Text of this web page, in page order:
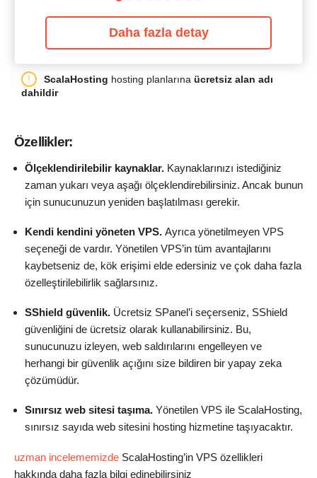
Daha fazla detay
ScalaHosting hosting planlarına ücretsiz alan adı
dahildir
Özellikler:
Ölçeklendirilebilir kaynaklar. Kaynaklarınızı istediğiniz
zaman yukarı veya aşağı ölçeklendirebilirsiniz. Ancak bunun
için sunucunuzun yeniden başlatılması gerekir.
Kendi kendini yöneten VPS. Ayrıca yönetilmeyen VPS
seçeneği de vardır. Yönetilen VPS’in tüm avantajlarını
kaybetseniz de, kök erişimi elde edersiniz ve çok daha fazla
özelleştirilebilirlik sağlarsınız.
SShield güvenlik. Ücretsiz SPanel’i seçerseniz, SShield
güvenliğini de ücretsiz olarak kullanabilirsiniz. Bu,
sunucunuzu izleyen, web saldırılarını engelleyen ve
herhangi bir güvenlik açığını size bildiren bir yapay zeka
çözümüdür.
Sınırsız web sitesi taşıma. Yönetilen VPS ile ScalaHosting,
sınırsız sayıda web sitesini hosting hizmetine taşıyacaktır.
uzman incelememizde ScalaHosting’in VPS özellikleri
hakkında daha fazla bilgi edinebilirsiniz